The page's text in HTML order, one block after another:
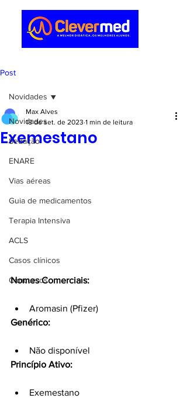
Post
Novidades
Sedação
ENARE
Vias aéreas
Guia de medicamentos
Terapia Intensiva
ACLS
Casos clínicos
Concursos
Novidades
Exemestano
Max Alves
18 de set. de 2023 1 min de leitura
Nomes Comerciais:
Aromasin (Pfizer)
Genérico:
Não disponível
Princípio Ativo:
Exemestano